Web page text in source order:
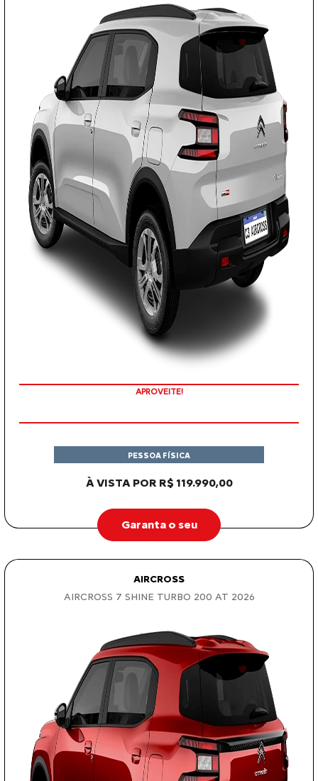
APROVEITE!
À VISTA POR R$ 119.990,00
PESSOA FÍSICA
Garanta o seu
AIRCROSS
AIRCROSS 7 SHINE TURBO 200 AT 2026